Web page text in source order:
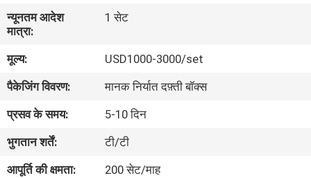
में
कारखाना
भ्रमण
गुणवत्ता
नियंत्रण
न्यूनतम आदेश
मात्रा:
1 सेट
मूल्य:
USD1000-3000/set
पैकेजिंग विवरण:
मानक निर्यात दफ़्ती बॉक्स
प्रसव के समय:
5-10 दिन
भुगतान शर्तें:
टी/टी
आपूर्ति की क्षमता:
200 सेट/माह